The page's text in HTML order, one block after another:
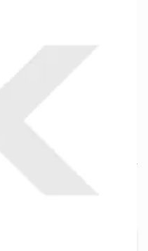
LUNA-300830106